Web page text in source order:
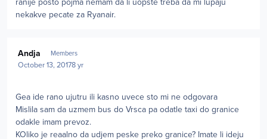
ranije posto pojma nemam da li uopste treba da mi lupaju
nekakve pecate za Ryanair.
Andja Members
October 13, 20178 yr
Gea ide rano ujutru ili kasno uvece sto mi ne odgovara
Mislila sam da uzmem bus do Vrsca pa odatle taxi do granice
odakle imam prevoz.
KOliko je reaalno da udjem peske preko granice? Imate li ideju